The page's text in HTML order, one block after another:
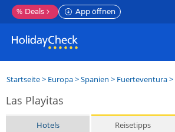
% Deals App öffnen
Startseite> Europa>Spanien > Fuerteventura>
Las Playitas
Hotels Reisetipps